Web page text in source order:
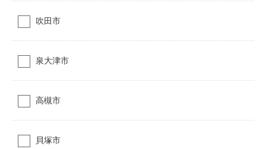
吹田市
泉大津市
高槻市
貝塚市